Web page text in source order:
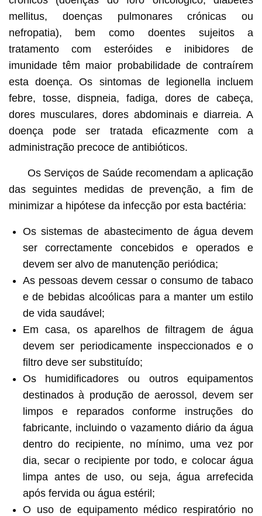
mellitus, doenças pulmonares crónicas ou
nefropatia), bem como doentes sujeitos a
tratamento com esteróides e inibidores de
imunidade têm maior probabilidade de contraírem
esta doença. Os sintomas de legionella incluem
febre, tosse, dispneia, fadiga, dores de cabeça,
dores musculares, dores abdominais e diarreia. A
doença pode ser tratada eficazmente com a
administração precoce de antibióticos.
Os Serviços de Saúde recomendam a aplicação
das seguintes medidas de prevenção, a fim de
minimizar a hipótese da infecção por esta bactéria:
Os sistemas de abastecimento de água devem
ser correctamente concebidos e operados e
devem ser alvo de manutenção periódica;
As pessoas devem cessar o consumo de tabaco
e de bebidas alcoólicas para a manter um estilo
de vida saudável;
Em casa, os aparelhos de filtragem de água
devem ser periodicamente inspeccionados e o
filtro deve ser substituído;
Os humidificadores ou outros equipamentos
destinados à produção de aerossol, devem ser
limpos e reparados conforme instruções do
fabricante, incluindo o vazamento diário da água
dentro do recipiente, no mínimo, uma vez por
dia, secar o recipiente por todo, e colocar água
limpa antes de uso, ou seja, água arrefecida
após fervida ou água estéril;
O uso de equipamento médico respiratório no